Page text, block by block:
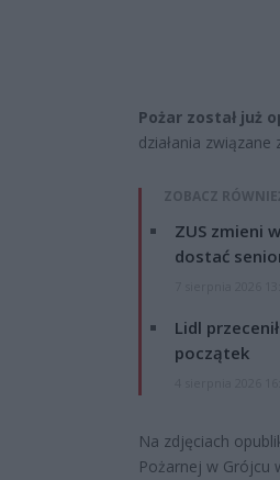
Pożar został już
działania
ZOBACZ
ZUS zmieni
dostać
Lidl
początek
Na zdjęciach
Pożarnej w Grójcu